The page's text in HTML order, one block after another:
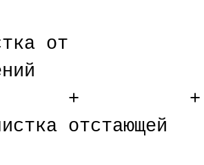
от
+ +
отстающей